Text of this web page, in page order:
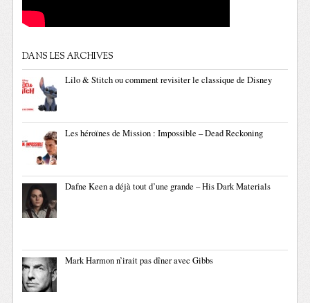
DANS LES ARCHIVES
Lilo & Stitch ou comment revisiter le classique de Disney
Les héroïnes de Mission : Impossible – Dead Reckoning
Dafne Keen a déjà tout d’une grande – His Dark Materials
Mark Harmon n’irait pas dîner avec Gibbs